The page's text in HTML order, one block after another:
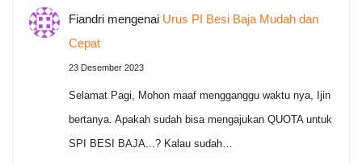
Fiandrimengenai Urus PI Besi Baja Mudah dan
Cepat
23 Desember 2023
Selamat Pagi, Mohon maaf mengganggu waktu nya, Ijin
bertanya. Apakah sudah bisa mengajukan QUOTA untuk
SPI BESI BAJA...? Kalau sudah…